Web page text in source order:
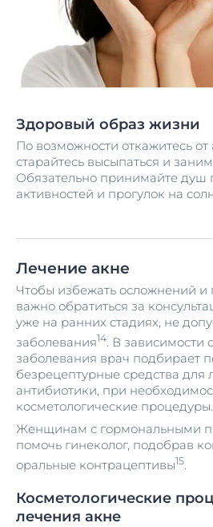
Здоровый образ жизни
По возможности откажитесь от
старайтесь высыпаться и
Обязательно принимайте душ
активностей и прогулок на
Лечение акне
Чтобы избежать осложнений и
важно обратиться за
уже на ранних стадиях, не
заболевания14. В зависимости
заболевания врач подбирает
безрецептурные средства для
антибиотики, при
косметологические процедуры.
Женщинам с гормональными
помочь гинеколог, подобрав
оральные контрацептивы15.
Косметологические
лечения акне